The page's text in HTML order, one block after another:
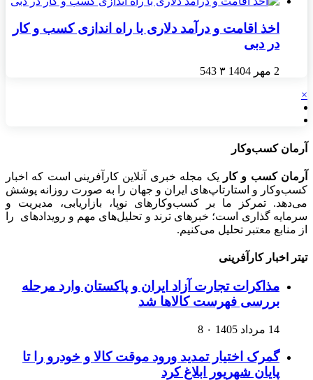
اخذ اقامت و درآمد دلاری با راه اندازی کسب و کار
در دبی
2 مهر 1404 ۳ 543
×
آرمان کسب‌وکار
آرمان کسب و کار
یک مجله خبری آنلاین کارآفرینی است که اخبار
کسب‌وکار و استارتاپ‌های ایران و جهان را به صورت روزانه پوشش
می‌دهد. تمرکز ما بر کسب‌وکارهای نوپا، بازاریابی، مدیریت و
سرمایه گذاری است؛ خبرهای ترند و تحلیل‌های مهم و رویدادهای را
از منابع معتبر تحلیل می‌کنیم.
تیتر اخبار کارآفرینی
مذاکرات تجارت آزاد ایران و پاکستان وارد مرحله
بررسی فهرست کالاها شد
14 مرداد 1405 ۰ 8
گمرک اختیار تمدید ورود موقت کالا و خودرو را تا
پایان شهریور ابلاغ کرد